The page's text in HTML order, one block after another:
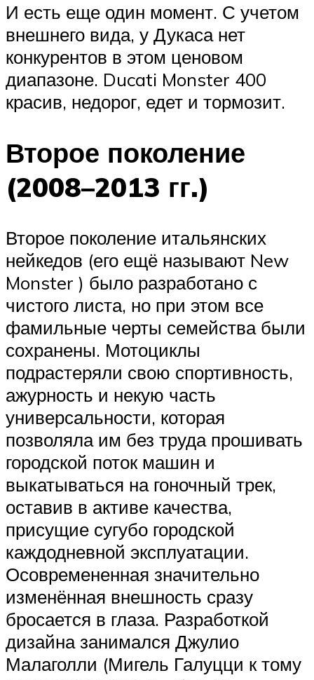
И есть еще один момент. С учетом
внешнего вида, у Дукаса нет
конкурентов в этом ценовом
диапазоне. Ducati Monster 400
красив, недорог, едет и тормозит.
Второе поколение
(2008–2013 гг.)
Второе поколение итальянских
нейкедов (его ещё называют New
Monster ) было разработано с
чистого листа, но при этом все
фамильные черты семейства были
сохранены. Мотоциклы
подрастеряли свою спортивность,
ажурность и некую часть
универсальности, которая
позволяла им без труда прошивать
городской поток машин и
выкатываться на гоночный трек,
оставив в активе качества,
присущие сугубо городской
каждодневной эксплуатации.
Осовремененная значительно
изменённая внешность сразу
бросается в глаза. Разработкой
дизайна занимался Джулио
Малаголли (Мигель Галуцци к тому